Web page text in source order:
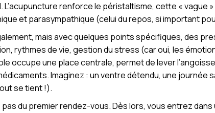
renforce le péristaltisme, cette « vague »
et parasympathique (celui du repos, si important
mais avec quelques points spécifiques, des
rythmes de vie, gestion du stress (car oui, les
occupe une place centrale, permet de lever
Imaginez : un ventre détendu, une journée
se tient !).
pas du premier rendez-vous. Dès lors, vous entrez